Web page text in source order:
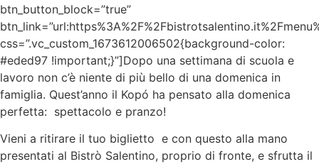
btn_button_block=”true”
css=”.vc_custom_1673612006502{background-color:
#eded97 !important;}”]Dopo una settimana di scuola e
lavoro non c’è niente di più bello di una domenica in
famiglia. Quest’anno il Kopó ha pensato alla domenica
perfetta: spettacolo e pranzo!
Vieni a ritirare il tuo biglietto e con questo alla mano
presentati al Bistrò Salentino, proprio di fronte, e sfrutta il